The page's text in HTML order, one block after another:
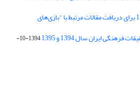
فراخوان تابستان سال 1395 برای دریافت مقالات مرتبط با "بازی‌های
ایران سال 1394 و 1395
1394-10-